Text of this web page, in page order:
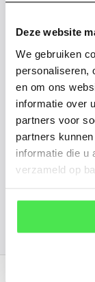
Deze website
We gebruiken
personaliseren,
en om ons
informatie over
partners voor
partners
informatie die u
verzameld op
de
vorm.
boom er
kunnen
06 45
Recent